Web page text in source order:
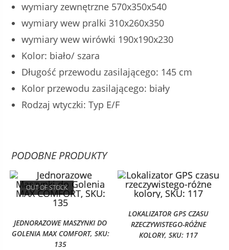
wymiary zewnętrzne 570x350x540
wymiary wew pralki 310x260x350
wymiary wew wirówki 190x190x230
Kolor: biało/ szara
Długość przewodu zasilającego: 145 cm
Kolor przewodu zasilającego: biały
Rodzaj wtyczki: Typ E/F
PODOBNE PRODUKTY
OUT OF STOCK
JEDNORAZOWE MASZYNKI DO
GOLENIA MAX COMFORT, SKU:
135
LOKALIZATOR GPS CZASU
RZECZYWISTEGO-RÓŻNE
KOLORY, SKU: 117